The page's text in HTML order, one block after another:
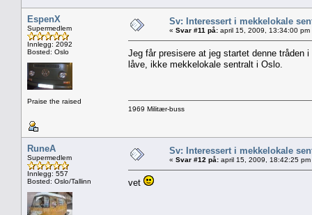
EspenX
Supermedlem
Innlegg: 2092
Bosted: Oslo
Praise the raised
Sv: Interessert i mekkelokale
« Svar #11 på: april 15, 2009, 13:34:00 pm
Jeg får presisere at jeg startet denne tråden
låve, ikke mekkelokale sentralt i Oslo.
1969 Militær-buss
RuneA
Supermedlem
Innlegg: 557
Bosted: Oslo/Tallinn
Sv: Interessert i mekkelokale
« Svar #12 på: april 15, 2009, 18:42:25 pm
vet